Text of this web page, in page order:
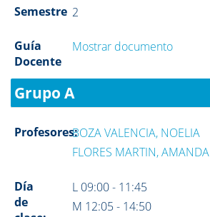
Semestre 2
Guía
Docente
Mostrar documento
Grupo A
Profesores:BOZA VALENCIA, NOELIA
FLORES MARTIN, AMANDA
Día
de
L 09:00 - 11:45
M 12:05 - 14:50